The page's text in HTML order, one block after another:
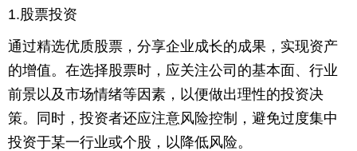
康
生
活
时
尚
体
育
1.股票投资
通过精选优质股票，分享企业成长的成果，实现资产
的增值。在选择股票时，应关注公司的基本面、行业
前景以及市场情绪等因素，以便做出理性的投资决
策。同时，投资者还应注意风险控制，避免过度集中
投资于某一行业或个股，以降低风险。